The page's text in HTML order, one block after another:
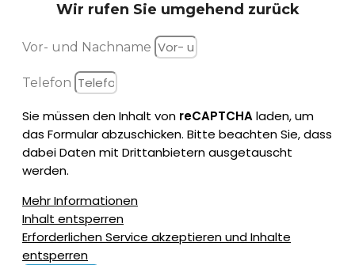
Wir rufen Sie umgehend zurück
Vor- und Nachname
Telefon
Sie müssen den Inhalt von reCAPTCHAladen, um
das Formular abzuschicken. Bitte beachten Sie, dass
dabei Daten mit Drittanbietern ausgetauscht
werden.
Mehr Informationen
Inhalt entsperren
Erforderlichen Service akzeptieren und Inhalte
entsperren